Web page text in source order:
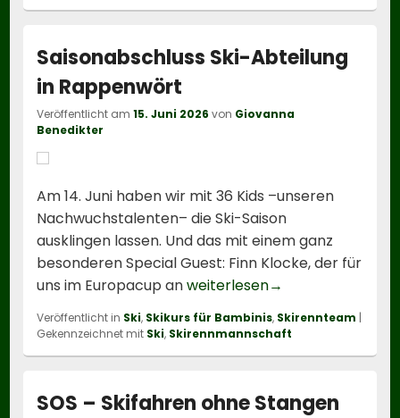
Saisonabschluss Ski-Abteilung
in Rappenwört
Veröffentlicht am15. Juni 2026 von Giovanna
Benedikter
Am 14. Juni haben wir mit 36 Kids –unseren
Nachwuchstalenten– die Ski-Saison
ausklingen lassen. Und das mit einem ganz
besonderen Special Guest: Finn Klocke, der für
uns im Europacup anweiterlesenSaisonabschluss
→
Veröffentlicht in Ski, Skikurs für Bambinis, Skirennteam |
Gekennzeichnet mit Ski, Skirennmannschaft
SOS – Skifahren ohne Stangen